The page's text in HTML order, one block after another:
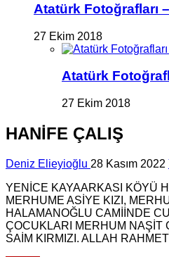
Atatürk Fotoğrafları
27 Ekim 2018
Atatürk
27 Ekim 2018
HANİFE ÇALIŞ
Deniz Elieyioğlu 28 Kasım 2022
YENİCE KAYAARKASI KÖYÜ
MERHUME ASİYE KIZI,
HALAMANOĞLU CAMİİNDE
ÇOCUKLARI MERHUM NAŞİT
SAİM KIRMIZI. ALLAH